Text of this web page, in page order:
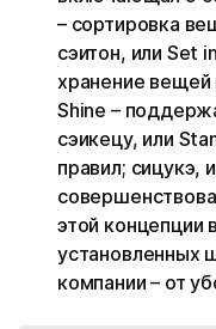
– сортировка
сэитон, или Set
хранение вещей
Shine –
сэикецу, или
правил; сицукэ,
этой
установленных
компании – от